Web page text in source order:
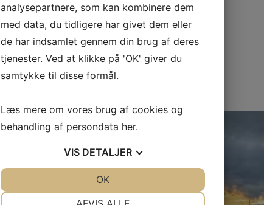
analysepartnere, som kan kombinere dem
med data, du tidligere har givet dem eller
de har indsamlet gennem din brug af deres
tjenester. Ved at klikke på 'OK' giver du
samtykke til disse formål.
Læs mere om vores brug af cookies og
behandling af persondata her.
VIS DETALJER
OK